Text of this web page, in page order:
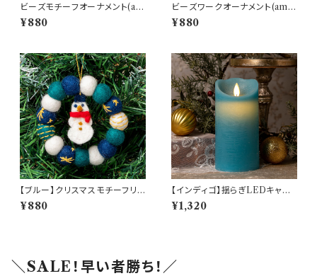
ビーズモチーフオーナメント(am
-LNBP4302)
¥880
ビーズワークオーナメント(am-
LNBP1302)
¥880
【ブルー】クリスマスモチーフリ
ース(am-LNBP1304-BLUE)
¥880
【インディゴ】揺らぎLEDキャン
ドルライト【Lサイズ(15cm)】(10
377)
¥1,320
＼SALE！早い者勝ち！／